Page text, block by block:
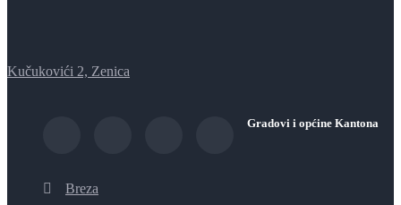
Kučukovići 2, Zenica
Gradovi i općine Kantona
Breza